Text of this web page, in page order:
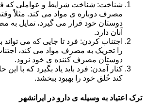
شناخت: شناخت شرایط و عواملی که
مصرف دوباره ی مواد می کند. مثلاً
دوستان خود قرار می گیرد، تمایل به
آنان دارد.
اجتناب کردن: فرد تا جایی که می تواند
را تحریک به مصرف مواد می کند، اجتناب
دوستان مصرف کننده ی خود نرود.
کنار آمدن: فرد باید یاد بگیرد که با این
کند خُلق خود را بهبود ببخشد.
ترک اعتیاد به وسیله ی دارو در ایرانشهر